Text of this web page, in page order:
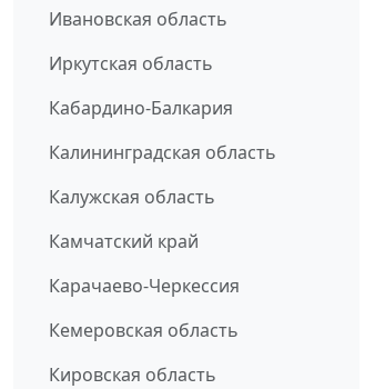
Ивановская область
Иркутская область
Кабардино-Балкария
Калининградская область
Калужская область
Камчатский край
Карачаево-Черкессия
Кемеровская область
Кировская область